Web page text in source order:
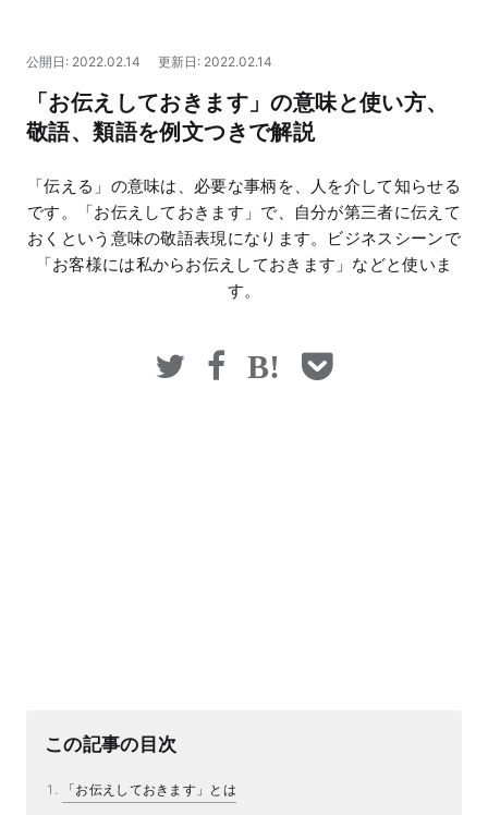
マネー
公開日: 2022.02.14 更新日: 2022.02.14
「お伝えしておきます」の意味と使い方、
敬語、類語を例文つきで解説
「伝える」の意味は、必要な事柄を、人を介して知らせる
です。「お伝えしておきます」で、自分が第三者に伝えて
おくという意味の敬語表現になります。ビジネスシーンで
「お客様には私からお伝えしておきます」などと使いま
す。
この記事の目次
「お伝えしておきます」とは